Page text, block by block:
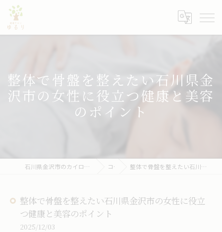
整体で骨盤を整えたい石川県金
沢市の女性に役立つ健康と美容
のポイント
石川県金沢市のカイロプラクティックなら健康サロン ゆるり コラム 整体で骨盤を整えたい石川県金沢市の女性に役立つ健康と美容のポイント
整体で骨盤を整えたい石川県金沢市の女性に役立
つ健康と美容のポイント
2025/12/03